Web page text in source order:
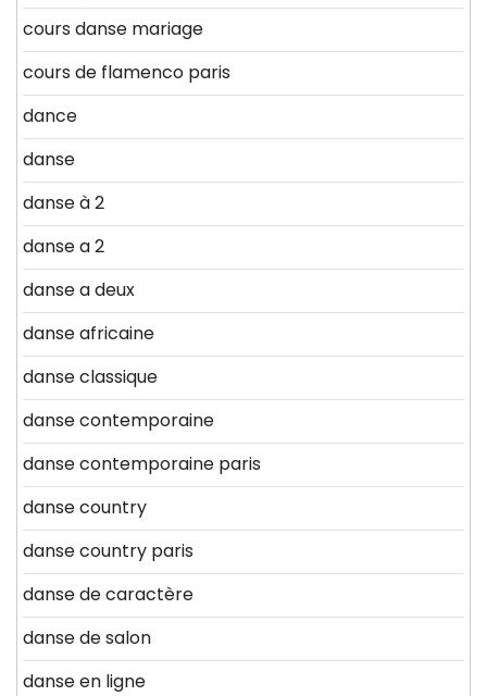
cours danse mariage
cours de flamenco paris
dance
danse
danse à 2
danse a 2
danse a deux
danse africaine
danse classique
danse contemporaine
danse contemporaine paris
danse country
danse country paris
danse de caractère
danse de salon
danse en ligne